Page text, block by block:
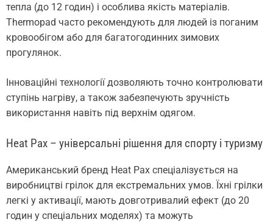
тепла (до 12 годин) і особлива якість матеріалів.
Thermopad часто рекомендують для людей із поганим
кровообігом або для багатогодинних зимових
прогулянок.
Інноваційні технології дозволяють точно контролювати
ступінь нагріву, а також забезпечують зручність
використання навіть під верхнім одягом.
Heat Pax – універсальні рішення для спорту і туризму
Американський бренд Heat Pax спеціалізується на
виробництві грілок для екстремальних умов. Їхні грілки
легкі у активації, мають довготривалий ефект (до 20
годин у спеціальних моделях) та можуть